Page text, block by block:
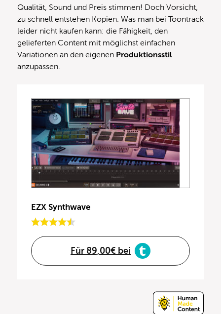
Qualität, Sound und Preis stimmen! Doch Vorsicht,
zu schnell entstehen Kopien. Was man bei Toontrack
leider nicht kaufen kann: die Fähigkeit, den
gelieferten Content mit möglichst einfachen
Variationen an den eigenen Produktionsstil
anzupassen.
EZX Synthwave
Für 89,00€ bei